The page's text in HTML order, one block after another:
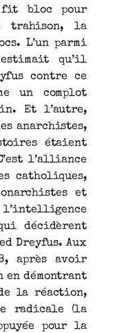
bloc pour
trahison, la
L’un parmi
qu’il
contre ce
un complot
Et l’autre,
anarchistes,
étaient
l’alliance
catholiques,
et
l’intelligence
décidèrent
Dreyfus. Aux
après avoir
démontrant
la réaction,
radicale (la
pour la